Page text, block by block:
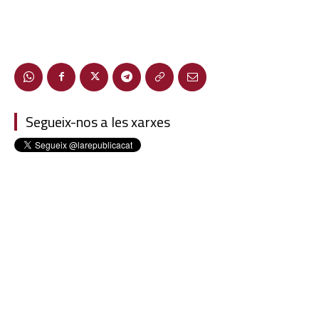
Segueix-nos a les xarxes